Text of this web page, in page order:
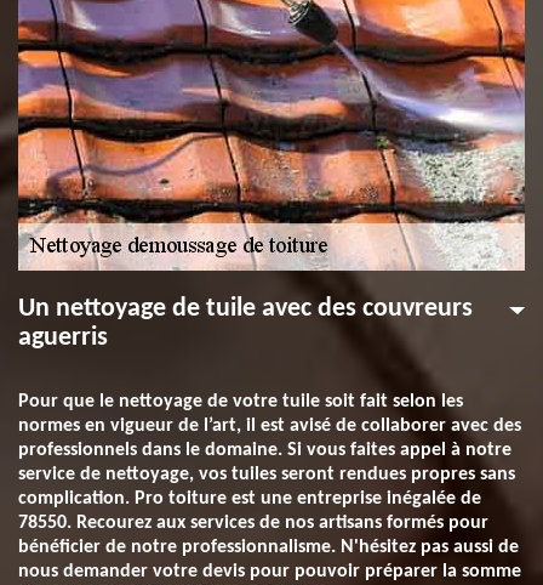
Un nettoyage de tuile avec des couvreurs
aguerris
Pour que le nettoyage de votre tuile soit fait selon les
normes en vigueur de l’art, il est avisé de collaborer avec des
professionnels dans le domaine. Si vous faites appel à notre
service de nettoyage, vos tuiles seront rendues propres sans
complication. Pro toiture est une entreprise inégalée de
78550. Recourez aux services de nos artisans formés pour
bénéficier de notre professionnalisme. N'hésitez pas aussi de
nous demander votre devis pour pouvoir préparer la somme